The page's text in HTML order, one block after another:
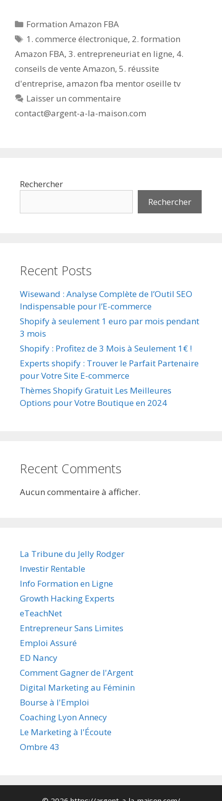
Catégories
Formation Amazon FBA
Étiquettes
1. commerce électronique, 2. formation
Amazon FBA, 3. entrepreneuriat en ligne, 4.
conseils de vente Amazon, 5. réussite
d'entreprise, amazon fba mentor oseille tv
Laisser un commentaire
contact@argent-a-la-maison.com
Rechercher
Rechercher
Recent Posts
Wisewand : Analyse Complète de l’Outil SEO
Indispensable pour l’E-commerce
Shopify à seulement 1 euro par mois pendant
3 mois
Shopify : Profitez de 3 Mois à Seulement 1€ !
Experts shopify : Trouver le Parfait Partenaire
pour Votre Site E-commerce
Thèmes Shopify Gratuit Les Meilleures
Options pour Votre Boutique en 2024
Recent Comments
Aucun commentaire à afficher.
La Tribune du Jelly Rodger
Investir Rentable
Info Formation en Ligne
Growth Hacking Experts
eTeachNet
Entrepreneur Sans Limites
Emploi Assuré
ED Nancy
Comment Gagner de l'Argent
Digital Marketing au Féminin
Bourse à l'Emploi
Coaching Lyon Annecy
Le Marketing à l'Écoute
Ombre 43